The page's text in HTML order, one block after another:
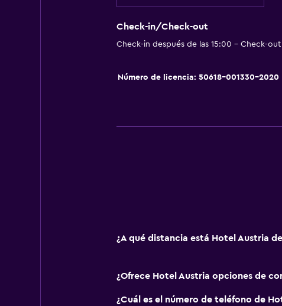
Check-in/Check-out
Check-in después de las 15:00 - Check-
Número de licencia: 50618-001330-2020
¿A qué distancia está Hotel Austria
¿Ofrece Hotel Austria opciones de
¿Cuál es el número de teléfono de